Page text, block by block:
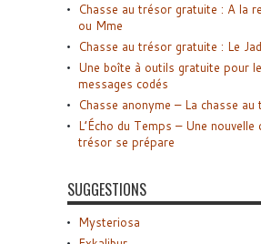
Chasse au trésor gratuite : A la
ou Mme
Chasse au trésor gratuite : Le
Une boîte à outils gratuite pour
messages codés
Chasse anonyme – La chasse
L’Écho du Temps – Une nouvelle
trésor se prépare
SUGGESTIONS
Mysteriosa